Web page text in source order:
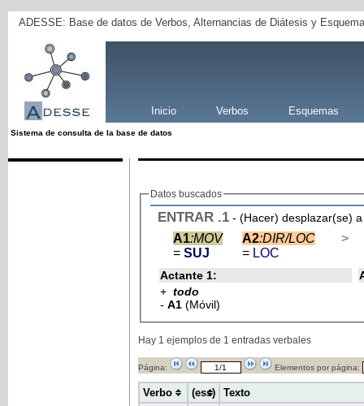
ADESSE: Base de datos de Verbos, Alternancias de Diátesis y
Inicio Verbos Esquemas
Sistema de consulta de la base de datos
Datos buscados
ENTRAR .1 - (Hacer) desplazar(se)
A1:MOV
= SUJ
A2:DIR/LOC
= LOC
>
Actante 1:
+ todo
- A1 (Móvil)
Hay 1 ejemplos de 1 entradas verbales
Página: Elementos por página:
Verbo (ess) Texto